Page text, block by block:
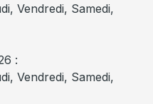
Vendredi, Samedi,
:
Vendredi, Samedi,